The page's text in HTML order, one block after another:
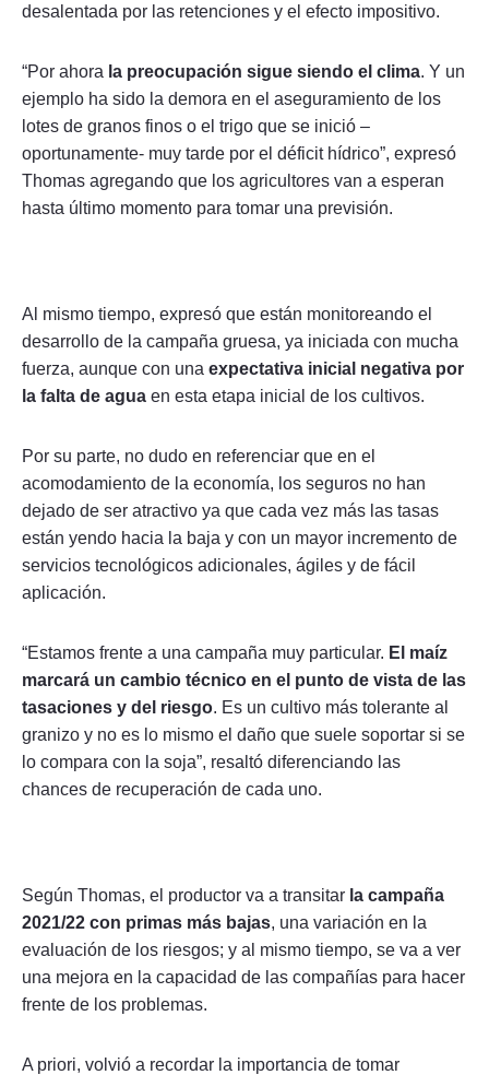
desalentada por las retenciones y el efecto impositivo.
“Por ahora la preocupación sigue siendo el clima. Y un
ejemplo ha sido la demora en el aseguramiento de los
lotes de granos finos o el trigo que se inició –
oportunamente- muy tarde por el déficit hídrico”, expresó
Thomas agregando que los agricultores van a esperan
hasta último momento para tomar una previsión.
Al mismo tiempo, expresó que están monitoreando el
desarrollo de la campaña gruesa, ya iniciada con mucha
fuerza, aunque con una expectativa inicial negativa por
la falta de agua en esta etapa inicial de los cultivos.
Por su parte, no dudo en referenciar que en el
acomodamiento de la economía, los seguros no han
dejado de ser atractivo ya que cada vez más las tasas
están yendo hacia la baja y con un mayor incremento de
servicios tecnológicos adicionales, ágiles y de fácil
aplicación.
“Estamos frente a una campaña muy particular. El maíz
marcará un cambio técnico en el punto de vista de las
tasaciones y del riesgo. Es un cultivo más tolerante al
granizo y no es lo mismo el daño que suele soportar si se
lo compara con la soja”, resaltó diferenciando las
chances de recuperación de cada uno.
Según Thomas, el productor va a transitar la campaña
2021/22 con primas más bajas, una variación en la
evaluación de los riesgos; y al mismo tiempo, se va a ver
una mejora en la capacidad de las compañías para hacer
frente de los problemas.
A priori, volvió a recordar la importancia de tomar